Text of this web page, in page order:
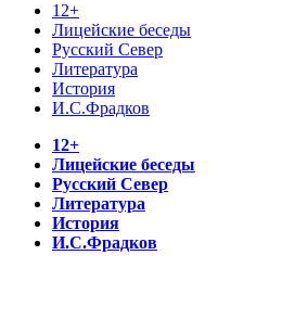
12+
Лицейские беседы
Русский Север
Литература
История
И.С.Фрадков
12+
Лицейские беседы
Русский Север
Литература
История
И.С.Фрадков